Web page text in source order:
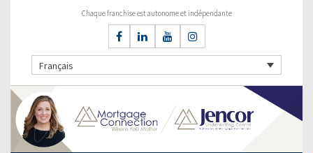
Chaque franchise est autonome et indépendante
Français